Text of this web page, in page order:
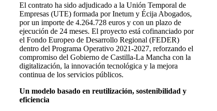
El contrato ha sido adjudicado a la Unión Temporal de
Empresas (UTE) formada por Inetum y Écija Abogados,
por un importe de 4.264.728 euros y con un plazo de
ejecución de 24 meses. El proyecto está cofinanciado por
el Fondo Europeo de Desarrollo Regional (FEDER)
dentro del Programa Operativo 2021-2027, reforzando el
compromiso del Gobierno de Castilla-La Mancha con la
digitalización, la innovación tecnológica y la mejora
continua de los servicios públicos.
Un modelo basado en reutilización, sostenibilidad y
eficiencia